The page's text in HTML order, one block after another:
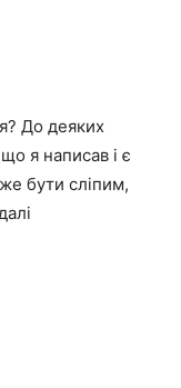
До деяких
я написав і є
бути сліпим,